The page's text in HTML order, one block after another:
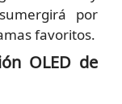
por
favoritos.
OLED de